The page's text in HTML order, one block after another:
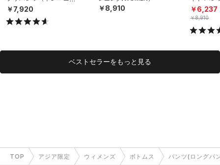
グ/WOMEN）
￥7,920 ￥8,910
イル/
￥6,237
￥8,910
ベストセラーをもっと見る
TOP アジア限定 ウィメンズ ボトムス パンツ(ロングパ